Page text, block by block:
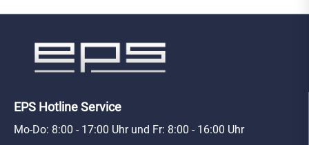
EPS Hotline Service
Mo-Do: 8:00 - 17:00 Uhr und Fr: 8:00 - 16:00 Uhr